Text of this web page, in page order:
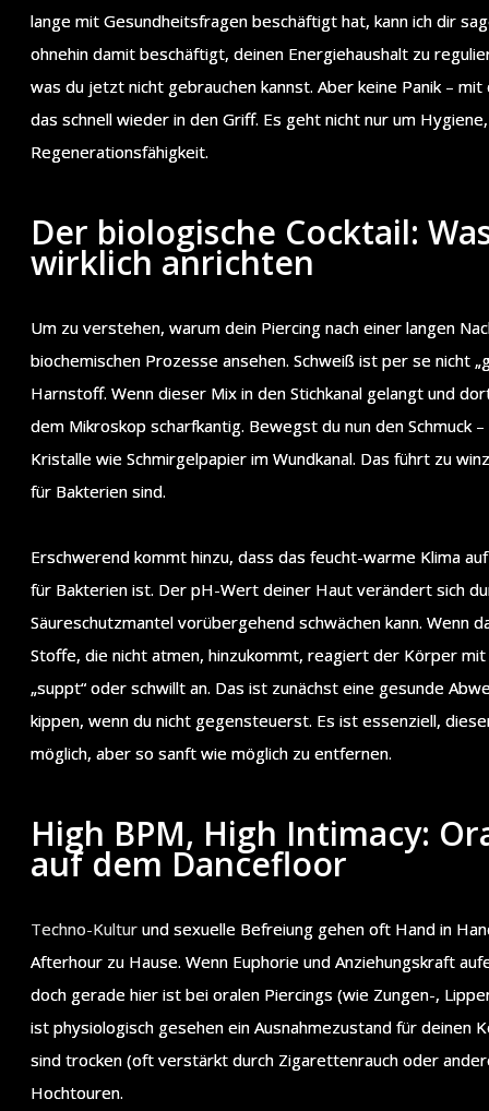
lange mit Gesundheitsfragen beschäftigt hat, kann ich dir
ohnehin damit beschäftigt, deinen Energiehaushalt zu
was du jetzt nicht gebrauchen kannst. Aber keine Panik –
das schnell wieder in den Griff. Es geht nicht nur um
Regenerationsfähigkeit.
Der biologische Cocktail:
wirklich anrichten
Um zu verstehen, warum dein Piercing nach einer langen
biochemischen Prozesse ansehen. Schweiß ist per se nicht
Harnstoff. Wenn dieser Mix in den Stichkanal gelangt und
dem Mikroskop scharfkantig. Bewegst du nun den Schmuck
Kristalle wie Schmirgelpapier im Wundkanal. Das führt zu
für Bakterien sind.
Erschwerend kommt hinzu, dass das feucht-warme Klima
für Bakterien ist. Der pH-Wert deiner Haut verändert sich
Säureschutzmantel vorübergehend schwächen kann. Wenn
Stoffe, die nicht atmen, hinzukommt, reagiert der Körper
„suppt“ oder schwillt an. Das ist zunächst eine gesunde
kippen, wenn du nicht gegensteuerst. Es ist essenziell,
möglich, aber so sanft wie möglich zu entfernen.
High BPM, High Intimacy:
auf dem Dancefloor
Techno-Kultur und sexuelle Befreiung gehen oft Hand in
Afterhour zu Hause. Wenn Euphorie und Anziehungskraft
doch gerade hier ist bei oralen Piercings (wie Zungen-,
ist physiologisch gesehen ein Ausnahmezustand für deinen
sind trocken (oft verstärkt durch Zigarettenrauch oder
Hochtouren.